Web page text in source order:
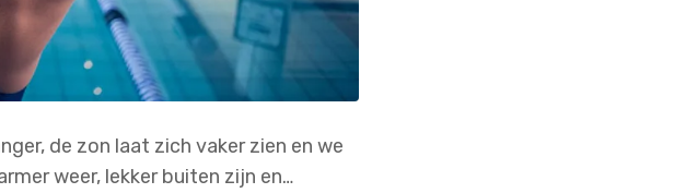
de zon laat zich vaker zien en we
weer, lekker buiten zijn en…